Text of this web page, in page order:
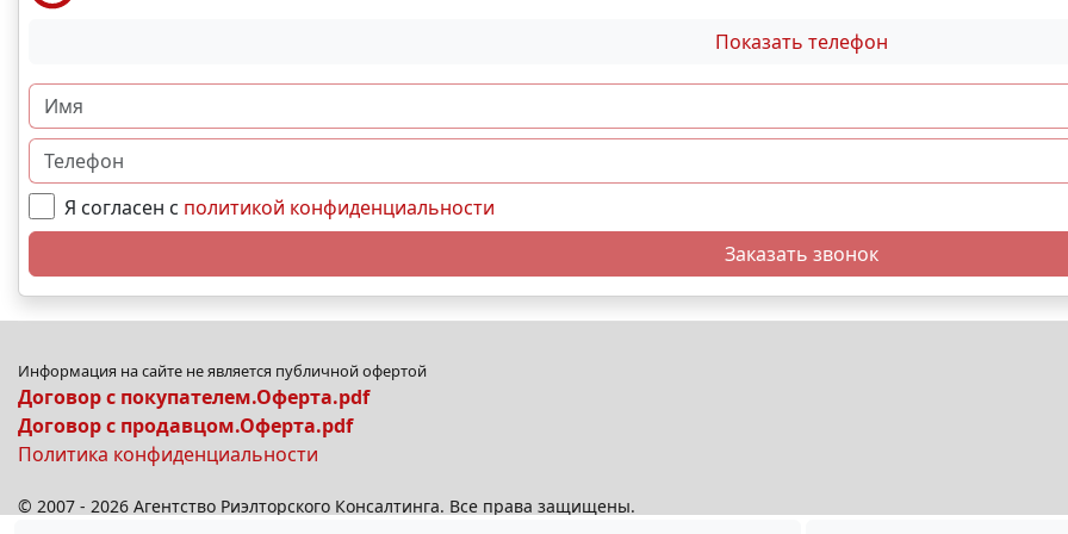
Показать телефон
Я согласен с политикой конфиденциальности
Заказать звонок
Информация на сайте не является публичной офертой
Договор с покупателем.Оферта.pdf
Договор с продавцом.Оферта.pdf
Политика конфиденциальности
© 2007 - 2026 Агентство Риэлторского Консалтинга. Все права защищены.